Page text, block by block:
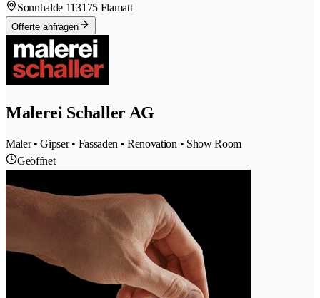
Sonnhalde 113175 Flamatt
Offerte anfragen
Malerei Schaller AG
Maler • Gipser • Fassaden • Renovation • Show Room
Geöffnet